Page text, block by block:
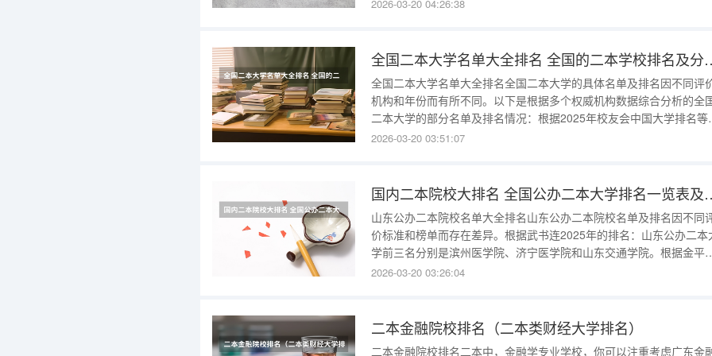
2026-03-20 04:26:38
全国二本大学名单
全国二本大学名单大全排名全国二本大学的具体名单及排名因不同评
机构和年份而有所不同。以下是根据多个权威机构数据综合分析的全
二本大学的部分名单及排名情况：根据2025年校友会中国大学排名等
威机构数据：部分排名较为靠前的二本大学包括福建师范大学、山西大
2026-03-20 03:51:07
国内二本院校大排
山东公办二本院校名单大全排名山东公办二本院校名单及排名因不同
价标准和榜单而存在差异。根据武书连2025年的排名：山东公办二本
学前三名分别是滨州医学院、济宁医学院和山东交通学院。根据金平
2025年的排名：山东公办二本大学前三名分别是山东工商学院、山东艺
2026-03-20 03:26:04
二本金融院校排名（二本类财经大学排名）
二本金融院校排名二本中，金融学专业学校，你可以注重考虑广东金